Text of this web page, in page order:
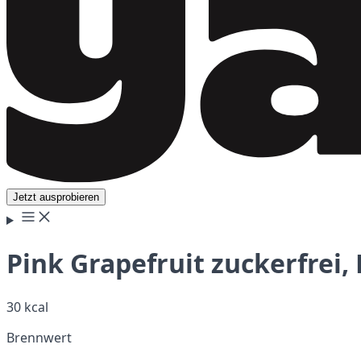
Jetzt ausprobieren
Pink Grapefruit zuckerfrei,
30 kcal
Brennwert